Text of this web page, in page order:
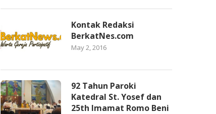
Kontak Redaksi
BerkatNes.com
May 2, 2016
92 Tahun Paroki
Katedral St. Yosef dan
25th Imamat Romo Beni